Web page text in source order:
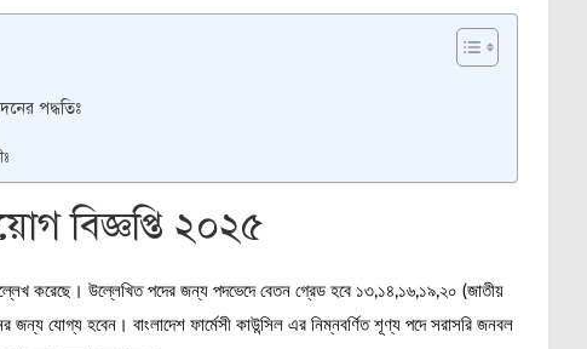
পদ্ধতিঃ
বিজ্ঞপ্তি ২০২৫
করেছে। উল্লেখিত পদের জন্য পদভেদে বেতন গ্রেড হবে ১৩,১৪,১৬,১৯,২০ (জাতীয়
যোগ্য হবেন। বাংলাদেশ ফার্মেসী কাউন্সিল এর নিম্নবর্ণিত শূণ্য পদে সরাসরি জনবল